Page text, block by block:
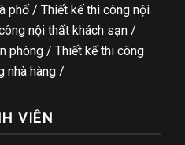
phố / Thiết kế thi công nội
nội thất khách sạn /
phòng /Thiết kế thi công
nhà hàng /
VIÊN